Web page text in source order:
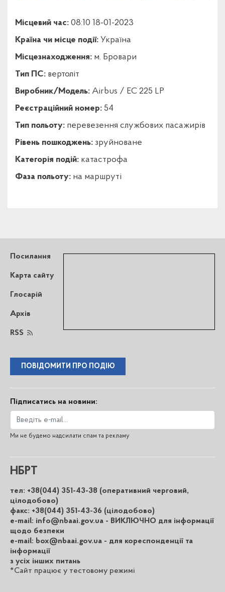
Місцевий час: 08:10 18-01-2023
Країна чи місце події: Україна
Місцезнаходження: м. Бровари
Тип ПС: вертоліт
Виробник/Модель: Airbus / EC 225 LP
Реєстраційний номер: 54
Тип польоту: перевезення службових пасажирів
Рівень пошкоджень: зруйноване
Категорія подій: катастрофа
Фаза польоту: на маршруті
Посилання
Карта сайту
Глосарій
Архів
RSS
ПОВІДОМИТИ ПРО ПОДІЮ
Підписатись на новини:
Ми не будемо надсилати спам та рекламу
НБРТ
тел: +38(044) 351-43-38 (оперативний черговий,
цілодобово)
факс: +38(044) 351-43-36 (цілодобово)
e-mail: info@nbaai.gov.ua - ВИКЛЮЧНО для інформації
щодо безпеки
e-mail: box@nbaai.gov.ua - для кореспонденції та
інформації
з усіх інших питань
*Сайт працює у тестовому режимі